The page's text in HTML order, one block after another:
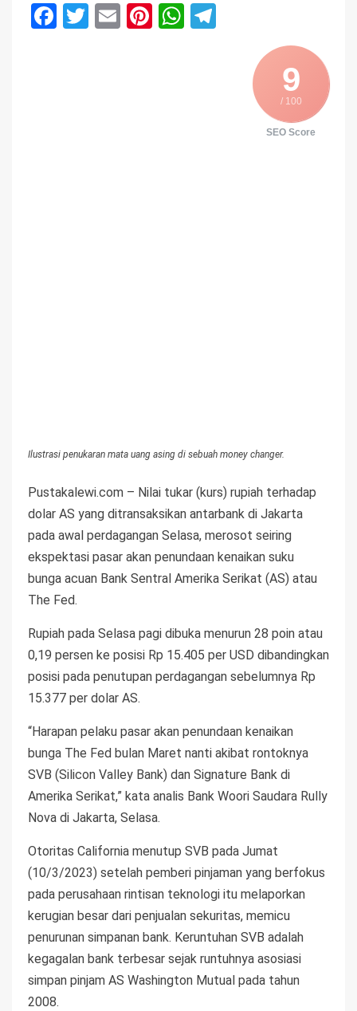
Facebook
Twitter
EmailPinterest
WhatsApp
9
/ 100
SEO Score
Ilustrasi penukaran mata uang asing di sebuah money changer.
Pustakalewi.com – Nilai tukar (kurs) rupiah terhadap
dolar AS yang ditransaksikan antarbank di Jakarta
pada awal perdagangan Selasa, merosot seiring
ekspektasi pasar akan penundaan kenaikan suku
bunga acuan Bank Sentral Amerika Serikat (AS) atau
The Fed.
Rupiah pada Selasa pagi dibuka menurun 28 poin atau
0,19 persen ke posisi Rp 15.405 per USD dibandingkan
posisi pada penutupan perdagangan sebelumnya Rp
15.377 per dolar AS.
“Harapan pelaku pasar akan penundaan kenaikan
bunga The Fed bulan Maret nanti akibat rontoknya
SVB (Silicon Valley Bank) dan Signature Bank di
Amerika Serikat,” kata analis Bank Woori Saudara Rully
Nova di Jakarta, Selasa.
Otoritas California menutup SVB pada Jumat
(10/3/2023) setelah pemberi pinjaman yang berfokus
pada perusahaan rintisan teknologi itu melaporkan
kerugian besar dari penjualan sekuritas, memicu
penurunan simpanan bank. Keruntuhan SVB adalah
kegagalan bank terbesar sejak runtuhnya asosiasi
simpan pinjam AS Washington Mutual pada tahun
2008.